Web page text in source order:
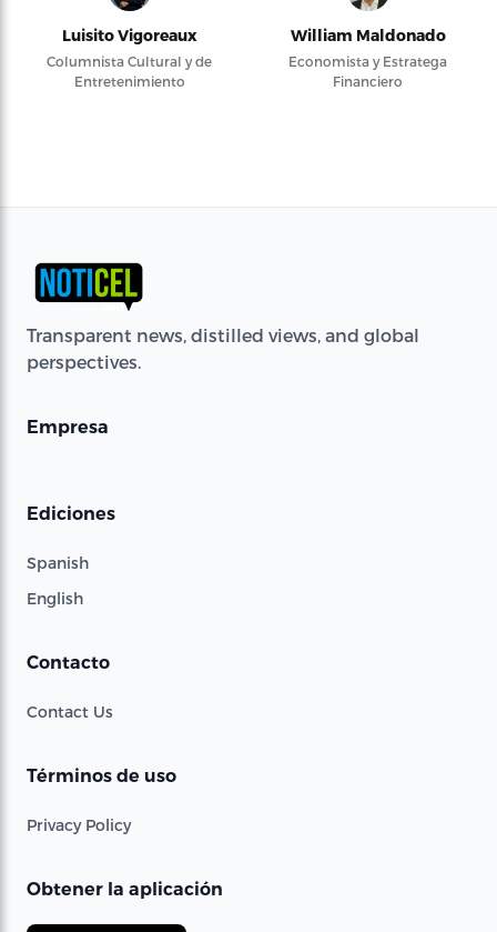
Luisito Vigoreaux
Columnista Cultural y de
Entretenimiento
William Maldonado
Economista y Estratega
Financiero
Transparent news, distilled views, and global
perspectives.
Empresa
Ediciones
Spanish
English
Contacto
Contact Us
Términos de uso
Privacy Policy
Obtener la aplicación